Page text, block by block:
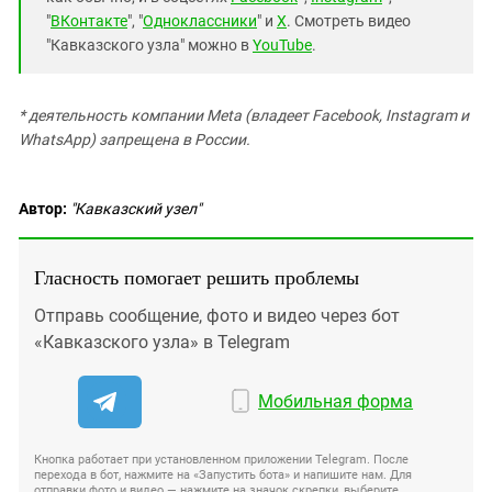
"ВКонтакте", "Одноклассники" и X. Смотреть видео
"Кавказского узла" можно вYouTube.
* деятельность компании Meta (владеет Facebook, Instagram и
WhatsApp) запрещена в России.
Автор: "Кавказский узел"
Гласность помогает решить проблемы
Отправь сообщение, фото и видео через бот
«Кавказского узла» в Telegram
Мобильная форма
Кнопка работает при установленном приложении Telegram. После
перехода в бот, нажмите на «Запустить бота» и напишите нам. Для